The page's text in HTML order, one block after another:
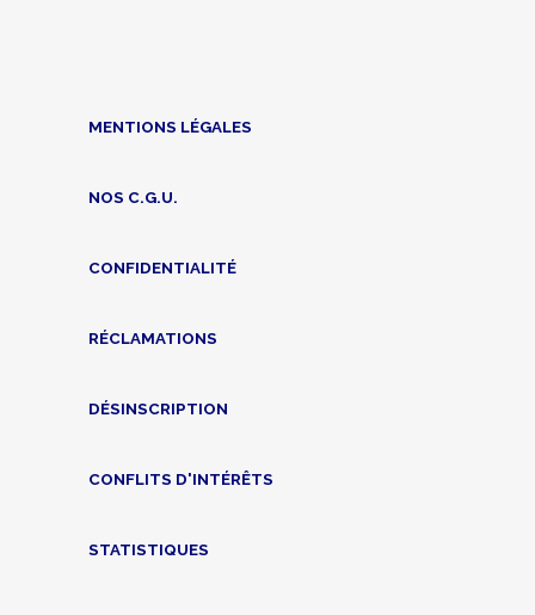
MENTIONS LÉGALES
NOS C.G.U.
CONFIDENTIALITÉ
RÉCLAMATIONS
DÉSINSCRIPTION
CONFLITS D'INTÉRÊTS
STATISTIQUES